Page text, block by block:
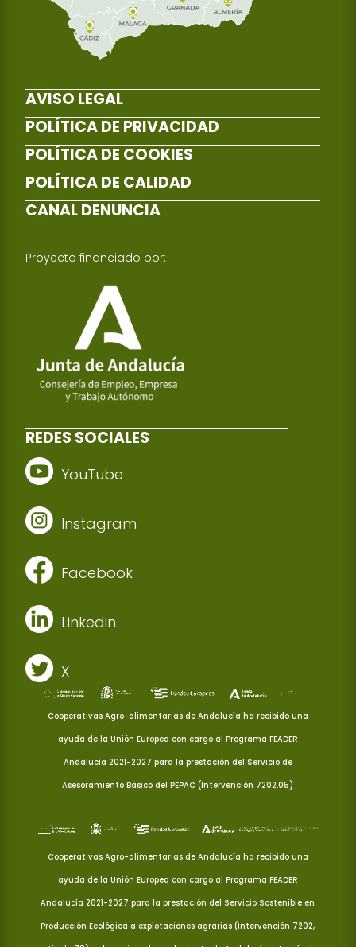
AVISO LEGAL
POLÍTICA DE PRIVACIDAD
POLÍTICA DE COOKIES
POLÍTICA DE CALIDAD
CANAL DENUNCIA
Proyecto financiado por:
REDES SOCIALES
YouTube
Instagram
Facebook
Linkedin
X
Cooperativas Agro-alimentarias de Andalucía ha recibido una
ayuda de la Unión Europea con cargo al Programa FEADER
Andalucía 2021-2027 para la prestación del Servicio de
Asesoramiento Básico del PEPAC (Intervención 7202.05)
Cooperativas Agro-alimentarias de Andalucía ha recibido una
ayuda de la Unión Europea con cargo al Programa FEADER
Andalucía 2021-2027 para la prestación del Servicio Sostenible en
Producción Ecológica a explotaciones agrarias (Intervención 7202,